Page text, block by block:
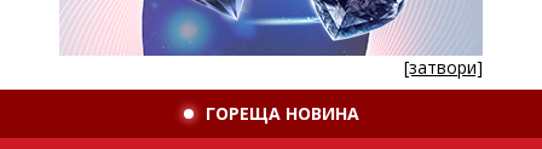
[затвори]
ГОРЕЩА НОВИНА